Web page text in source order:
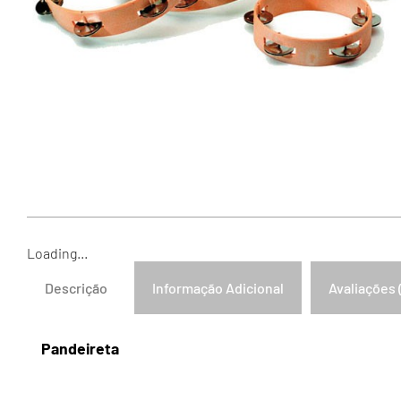
Loading...
Descrição Informação Adicional Avaliações
Pandeireta